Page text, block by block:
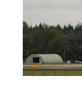
o
k